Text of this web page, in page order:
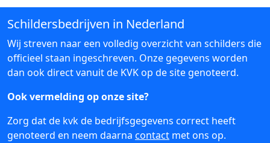
Schildersbedrijven in Nederland
Wij streven naar een volledig overzicht van schilders die
officieel staan ingeschreven. Onze gegevens worden
dan ook direct vanuit de KVK op de site genoteerd.
Ook vermelding op onze site?
Zorg dat de kvk de bedrijfsgegevens correct heeft
genoteerd en neem daarna contact met ons op.